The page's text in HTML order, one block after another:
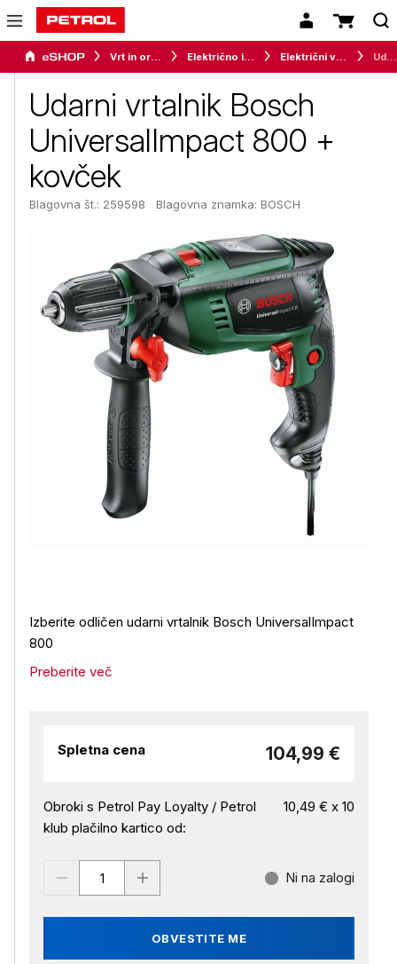
Vrt in orodje Električno in akumulatorsko orodje Električni vrtalniki
Udarni vrtalnik Bosch
UniversalImpact 800 +
kovček
Blagovna št.: 259598 Blagovna znamka: BOSCH
Izberite odličen udarni vrtalnik Bosch UniversalImpact
800
Preberite več
Spletna cena 104,99 €
Obroki s Petrol Pay Loyalty / Petrol
klub plačilno kartico od:
10,49 € x 10
OBVESTITE ME
Ni na zalogi